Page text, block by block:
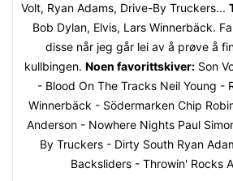
Volt, Ryan Adams, Drive-By Truckers...
Bob Dylan, Elvis, Lars Winnerbäck.
disse når jeg går lei av å prøve å
kullbingen. Noen favorittskiver:Son
- Blood On The Tracks Neil Young -
Winnerbäck - Södermarken Chip
Anderson - Nowhere Nights Paul
By Truckers - Dirty South Ryan
Backsliders - Throwin' Rocks